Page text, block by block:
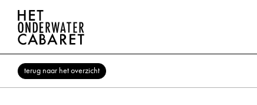
terug naar het overzicht